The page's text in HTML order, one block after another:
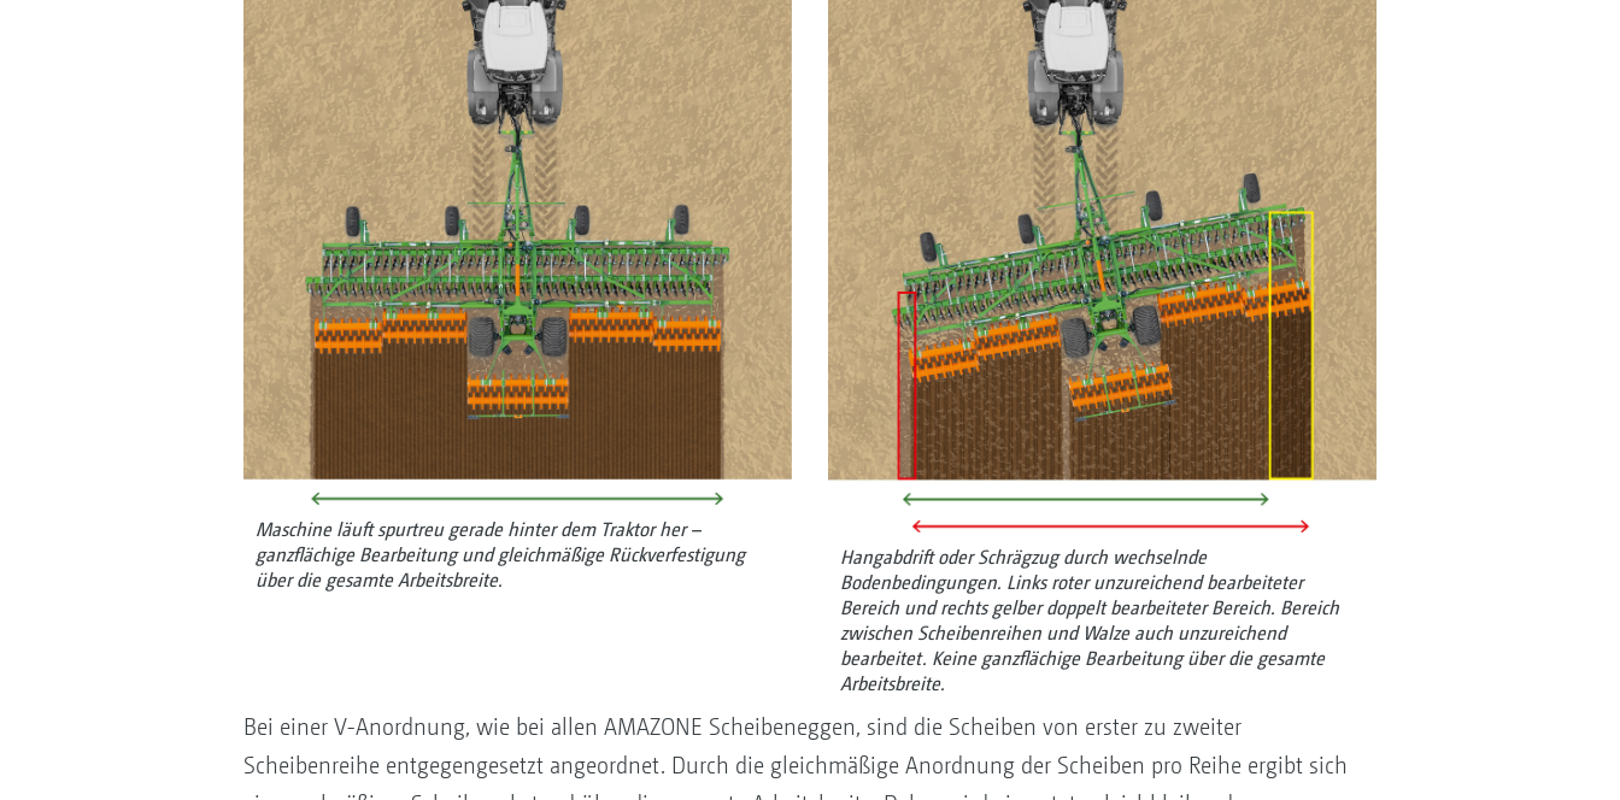
Maschine läuft spurtreu gerade hinter dem Traktor her –
ganzflächige Bearbeitung und gleichmäßige Rückverfestigung
über die gesamte Arbeitsbreite.
Hangabdrift oder Schrägzug durch wechselnde
Bodenbedingungen. Links roter unzureichend bearbeiteter
Bereich und rechts gelber doppelt bearbeiteter Bereich. Bereich
zwischen Scheibenreihen und Walze auch unzureichend
bearbeitet. Keine ganzflächige Bearbeitung über die gesamte
Arbeitsbreite.
Bei einer V-Anordnung, wie bei allen AMAZONE Scheibeneggen, sind die Scheiben von erster zu zweiter
Scheibenreihe entgegengesetzt angeordnet. Durch die gleichmäßige Anordnung der Scheiben pro Reihe ergibt sich